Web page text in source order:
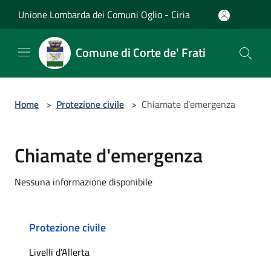
Unione Lombarda dei Comuni Oglio - Ciria
Comune di Corte de' Frati
Home > Protezione civile > Chiamate d'emergenza
Chiamate d'emergenza
Nessuna informazione disponibile
Protezione civile
Livelli d'Allerta